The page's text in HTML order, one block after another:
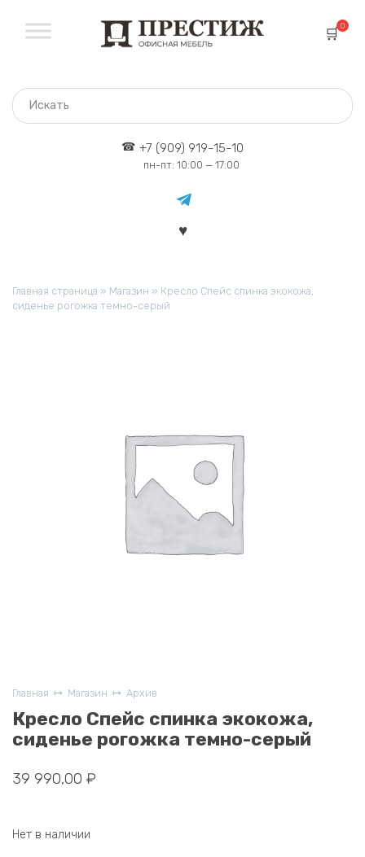
содержанию
0
+7 (909) 919-15-10
пн-пт: 10:00 — 17:00
Главная страница » Магазин » Кресло Спейс спинка экокожа,
сиденье рогожка темно-серый
Главная Магазин Архив
Кресло Спейс спинка экокожа,
сиденье рогожка темно-серый
39 990,00 ₽
Нет в наличии